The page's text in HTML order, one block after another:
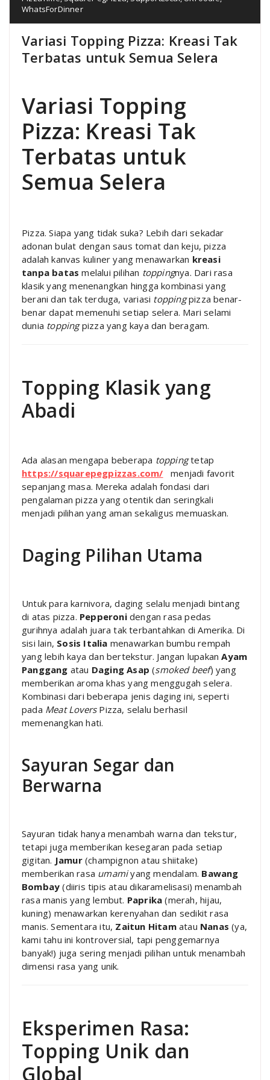
WhatsForDinner
Variasi Topping Pizza: Kreasi Tak
Terbatas untuk Semua Selera
Variasi Topping
Pizza: Kreasi Tak
Terbatas untuk
Semua Selera
Pizza. Siapa yang tidak suka? Lebih dari sekadar
adonan bulat dengan saus tomat dan keju, pizza
adalah kanvas kuliner yang menawarkan kreasi
tanpa batas melalui pilihan toppingnya. Dari rasa
klasik yang menenangkan hingga kombinasi yang
berani dan tak terduga, variasi toppingpizza benar-
benar dapat memenuhi setiap selera. Mari selami
dunia toppingpizza yang kaya dan beragam.
Topping Klasik yang
Abadi
Ada alasan mengapa beberapa toppingtetap
https://squarepegpizzas.com/ menjadi favorit
sepanjang masa. Mereka adalah fondasi dari
pengalaman pizza yang otentik dan seringkali
menjadi pilihan yang aman sekaligus memuaskan.
Daging Pilihan Utama
Untuk para karnivora, daging selalu menjadi bintang
di atas pizza. Pepperonidengan rasa pedas
gurihnya adalah juara tak terbantahkan di Amerika. Di
sisi lain, Sosis Italia menawarkan bumbu rempah
yang lebih kaya dan bertekstur. Jangan lupakanAyam
Panggang atau Daging Asap (smoked beef) yang
memberikan aroma khas yang menggugah selera.
Kombinasi dari beberapa jenis daging ini, seperti
pada Meat LoversPizza, selalu berhasil
memenangkan hati.
Sayuran Segar dan
Berwarna
Sayuran tidak hanya menambah warna dan tekstur,
tetapi juga memberikan kesegaran pada setiap
gigitan. Jamur(champignon atau shiitake)
memberikan rasa umamiyang mendalam. Bawang
Bombay (diiris tipis atau dikaramelisasi) menambah
rasa manis yang lembut. Paprika (merah, hijau,
kuning) menawarkan kerenyahan dan sedikit rasa
manis. Sementara itu, Zaitun Hitamatau Nanas (ya,
kami tahu ini kontroversial, tapi penggemarnya
banyak!) juga sering menjadi pilihan untuk menambah
dimensi rasa yang unik.
Eksperimen Rasa:
Topping Unik dan
Global